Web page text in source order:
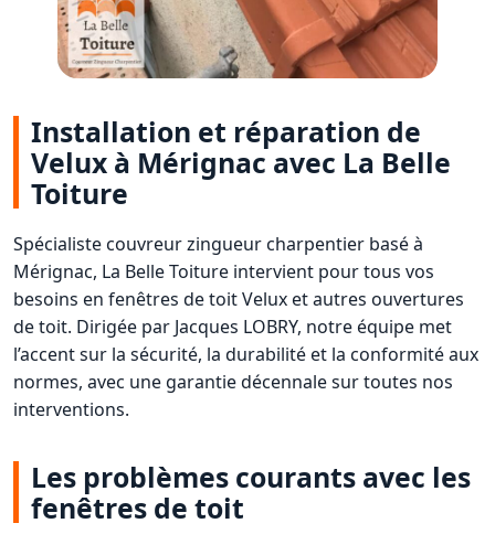
Installation et réparation de
Velux à Mérignac avec La Belle
Toiture
Spécialiste couvreur zingueur charpentier basé à
Mérignac, La Belle Toiture intervient pour tous vos
besoins en fenêtres de toit Velux et autres ouvertures
de toit. Dirigée par Jacques LOBRY, notre équipe met
l’accent sur la sécurité, la durabilité et la conformité aux
normes, avec une garantie décennale sur toutes nos
interventions.
Les problèmes courants avec les
fenêtres de toit